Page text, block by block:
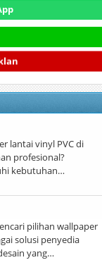
lantai vinyl PVC di
profesional?
kebutuhan…
pilihan wallpaper
solusi penyedia
yang…